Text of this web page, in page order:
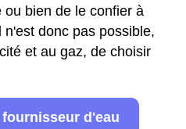
bien de le confier à
donc pas possible,
et au gaz, de choisir
d'eau